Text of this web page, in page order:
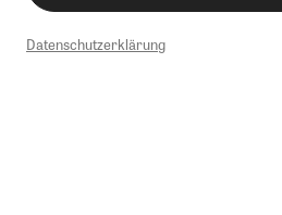
Datenschutzerklärung